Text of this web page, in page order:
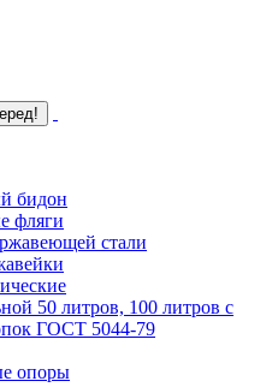
бидон
фляги
стали
50 литров, 100 литров с
ГОСТ 5044-79
опоры